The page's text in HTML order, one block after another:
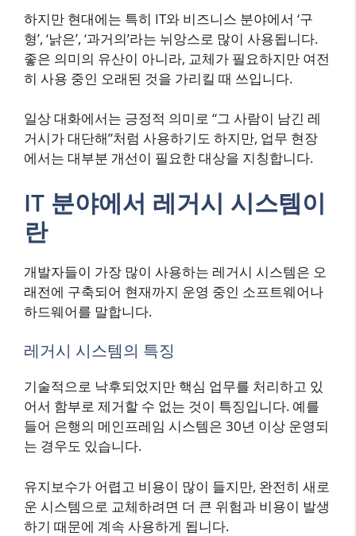
하지만 현대에는 특히 IT와 비즈니스 분야에서 ‘구
형’, ‘낡은’, ‘과거의’라는 뉘앙스로 많이 사용됩니다.
좋은 의미의 유산이 아니라, 교체가 필요하지만 여전
히 사용 중인 오래된 것을 가리킬 때 쓰입니다.
일상 대화에서는 긍정적 의미로 “그 사람이 남긴 레
거시가 대단해”처럼 사용하기도 하지만, 업무 현장
에서는 대부분 개선이 필요한 대상을 지칭합니다.
IT 분야에서 레거시 시스템이
란
개발자들이 가장 많이 사용하는 레거시 시스템은 오
래전에 구축되어 현재까지 운영 중인 소프트웨어나
하드웨어를 말합니다.
레거시 시스템의 특징
기술적으로 낙후되었지만 핵심 업무를 처리하고 있
어서 함부로 제거할 수 없는 것이 특징입니다. 예를
들어 은행의 메인프레임 시스템은 30년 이상 운영되
는 경우도 있습니다.
유지보수가 어렵고 비용이 많이 들지만, 완전히 새로
운 시스템으로 교체하려면 더 큰 위험과 비용이 발생
하기 때문에 계속 사용하게 됩니다.